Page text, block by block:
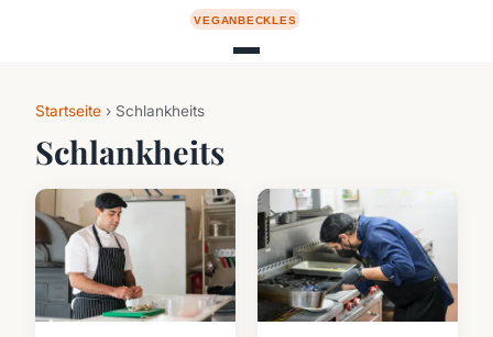
Startseite › Schlankheits
Schlankheits